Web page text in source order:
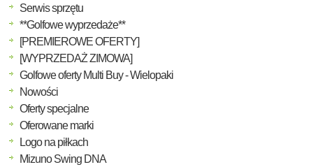
Serwis sprzętu
**Golfowe wyprzedaże**
[PREMIEROWE OFERTY]
[WYPRZEDAŻ ZIMOWA]
Golfowe oferty Multi Buy - Wielopaki
Nowości
Oferty specjalne
Oferowane marki
Logo na piłkach
Mizuno Swing DNA